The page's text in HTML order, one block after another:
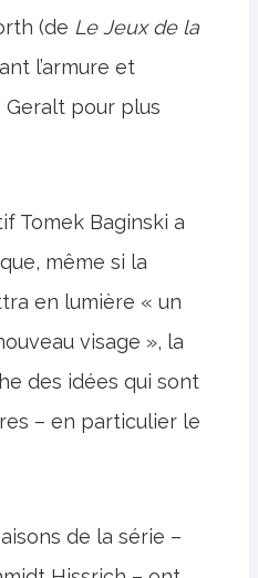
(de Le Jeux de la
l’armure et
Geralt pour plus
Tomek Baginski a
même si la
en lumière « un
visage », la
des idées qui sont
– en particulier le
de la série –